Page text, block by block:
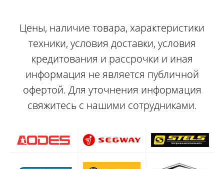
Цены, наличие товара, характеристики
техники, условия доставки, условия
кредитования и рассрочки и иная
информация не является публичной
офертой. Для уточнения информация
свяжитесь с нашими сотрудниками.